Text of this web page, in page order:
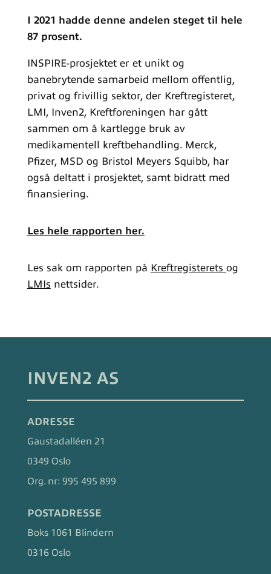
I 2021 hadde denne andelen steget til hele
87 prosent.
INSPIRE-prosjektet er et unikt og
banebrytende samarbeid mellom offentlig,
privat og frivillig sektor, der Kreftregisteret,
LMI, Inven2, Kreftforeningen har gått
sammen om å kartlegge bruk av
medikamentell kreftbehandling. Merck,
Pfizer, MSD og Bristol Meyers Squibb, har
også deltatt i prosjektet, samt bidratt med
finansiering.
Les hele rapporten her.
Les sak om rapporten på Kreftregisterets og
LMIs nettsider.
INVEN2 AS
ADRESSE
Gaustadalléen 21
0349 Oslo
Org. nr: 995 495 899
POSTADRESSE
Boks 1061 Blindern
0316 Oslo